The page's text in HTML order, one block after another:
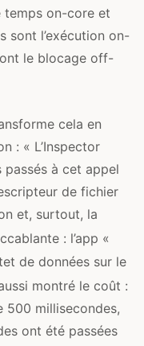
temps on-core et
sont l’exécution on-
le blocage off-
cela en
: « L’Inspector
passés à cet appel
de fichier
et, surtout, la
: l’app «
de données sur le
montré le coût :
500 millisecondes,
ont été passées